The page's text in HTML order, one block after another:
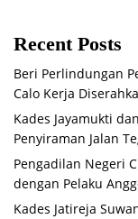
Recent Posts
Beri Perlindungan
Calo Kerja
Kades Jayamukti
Penyiraman Jalan
Pengadilan Negeri
dengan Pelaku
Kades Jatireja